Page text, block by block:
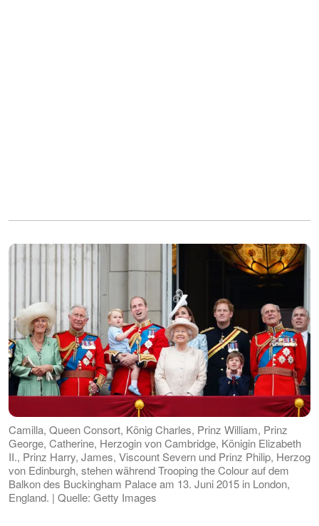
Camilla, Queen Consort, König Charles, Prinz William, Prinz
George, Catherine, Herzogin von Cambridge, Königin Elizabeth
II., Prinz Harry, James, Viscount Severn und Prinz Philip, Herzog
von Edinburgh, stehen während Trooping the Colour auf dem
Balkon des Buckingham Palace am 13. Juni 2015 in London,
England. | Quelle: Getty Images